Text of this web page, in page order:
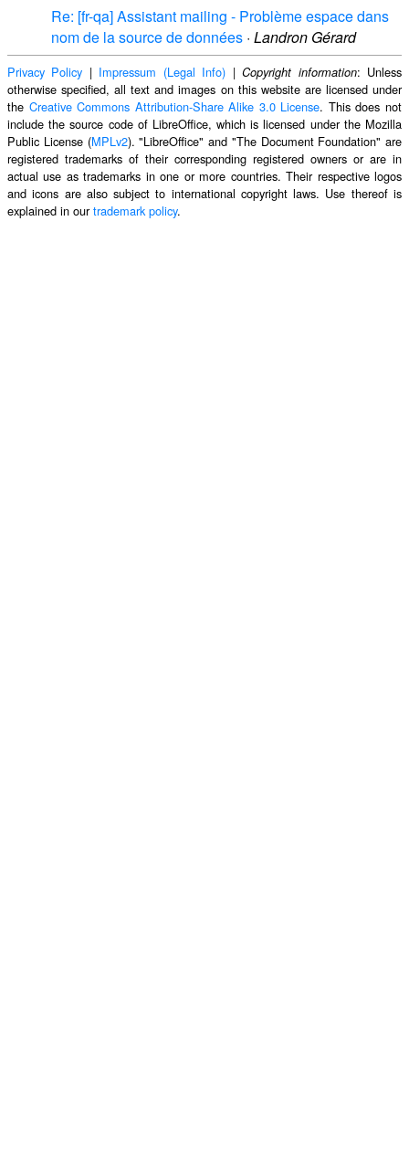
Re: [fr-qa] Assistant mailing - Problème espace dans
nom de la source de données · Landron Gérard
Privacy Policy | Impressum (Legal Info) |Copyright information: Unless
otherwise specified, all text and images on this website are licensed under
the Creative Commons Attribution-Share Alike 3.0 License. This does not
include the source code of LibreOffice, which is licensed under the Mozilla
Public License (MPLv2). "LibreOffice" and "The Document Foundation" are
registered trademarks of their corresponding registered owners or are in
actual use as trademarks in one or more countries. Their respective logos
and icons are also subject to international copyright laws. Use thereof is
explained in ourtrademark policy.